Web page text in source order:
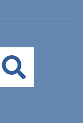
Buscar